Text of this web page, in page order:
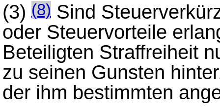
(3)(8) Sind
oder Steuervorteile
Beteiligten Straffreiheit
zu seinen Gunsten
der ihm bestimmten